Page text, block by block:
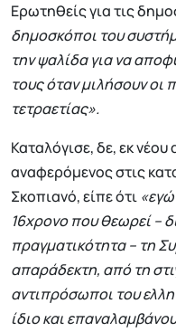
Ερωτηθείς για τις
δημοσκόποι του
την ψαλίδα για να
τους όταν μιλήσουν οι
τετραετίας».
Καταλόγισε, δε, εκ
αναφερόμενος στις
Σκοπιανό, είπε ότι
16χρονο που θεωρεί –
πραγματικότητα – τη
απαράδεκτη, από τη
αντιπρόσωποι του
ίδιο και